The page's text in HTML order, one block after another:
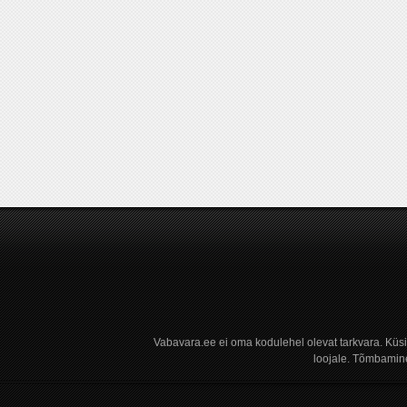
Vabavara.ee ei oma kodulehel olevat tarkvara.
loojale.